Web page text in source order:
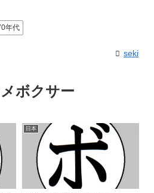
年代
seki
ボクサー
日本